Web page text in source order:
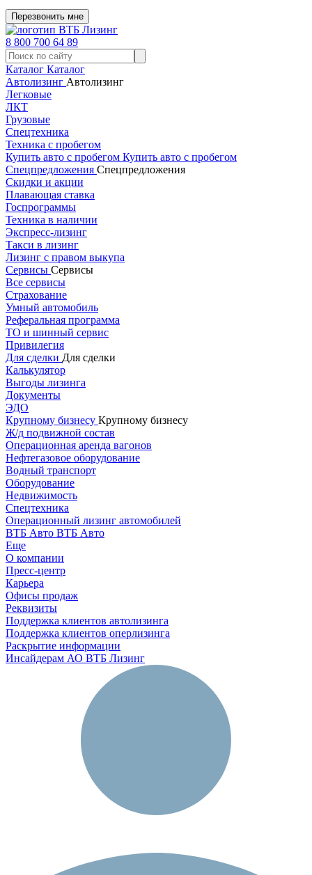
Перезвонить мне
8 800 700 64 89
Каталог Каталог
Автолизинг Автолизинг
Легковые
ЛКТ
Грузовые
Спецтехника
Техника с пробегом
Купить авто с пробегом Купить авто с пробегом
Спецпредложения Спецпредложения
Скидки и акции
Плавающая ставка
Госпрограммы
Техника в наличии
Экспресс-лизинг
Такси в лизинг
Лизинг с правом выкупа
Сервисы Сервисы
Все сервисы
Страхование
Умный автомобиль
Реферальная программа
ТО и шинный сервис
Привилегия
Для сделки Для сделки
Калькулятор
Выгоды лизинга
Документы
ЭДО
Крупному бизнесу Крупному бизнесу
Ж/д подвижной состав
Операционная аренда вагонов
Нефтегазовое оборудование
Водный транспорт
Оборудование
Недвижимость
Спецтехника
Операционный лизинг автомобилей
ВТБ Авто ВТБ Авто
Еще
О компании
Пресс-центр
Карьера
Офисы продаж
Реквизиты
Поддержка клиентов автолизинга
Поддержка клиентов оперлизинга
Раскрытие информации
Инсайдерам АО ВТБ Лизинг